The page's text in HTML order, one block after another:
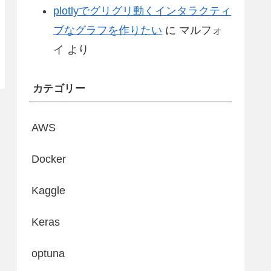
plotlyでグリグリ動くインタラクティ
ブなグラフを作りたい に マルフォ
イ より
カテゴリー
AWS
Docker
Kaggle
Keras
optuna